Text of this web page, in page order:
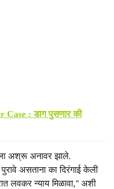
: डाग पुसणार की
अश्रू अनावर झाले.
असताना का दिरंगाई केली
लवकर न्याय मिळावा,'' अशी